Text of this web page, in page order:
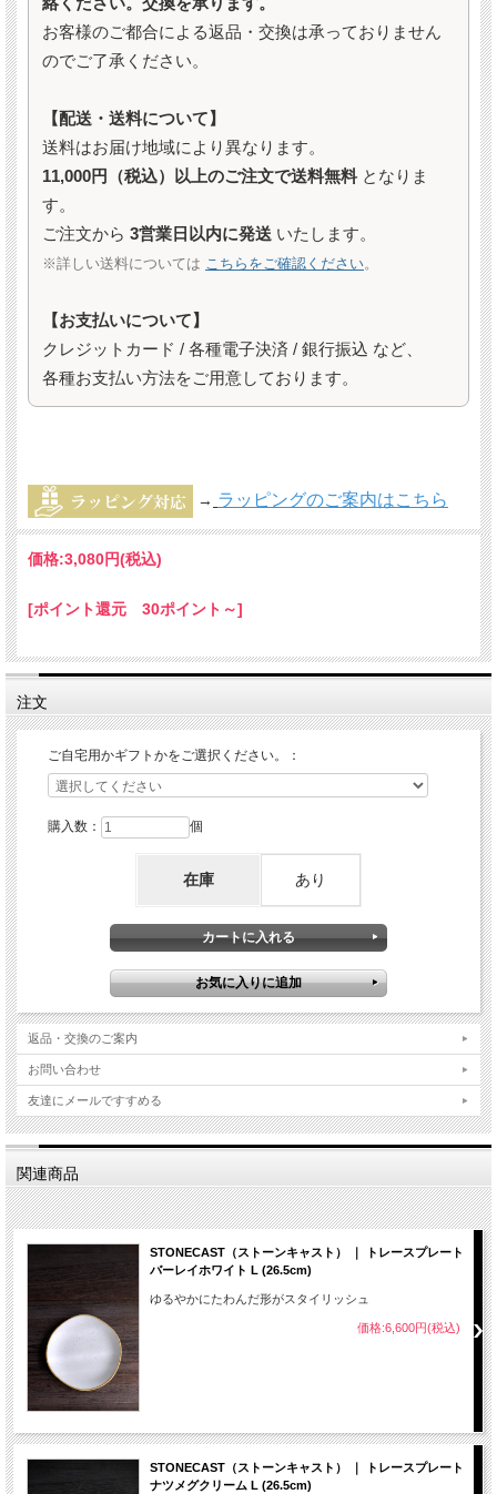
お客様のご都合による返品・交換は承っておりません
のでご了承ください。
【配送・送料について】
送料はお届け地域により異なります。
11,000円（税込）以上のご注文で送料無料 となりま
す。
ご注文から 3営業日以内に発送 いたします。
※詳しい送料については こちらをご確認ください。
【お支払いについて】
クレジットカード / 各種電子決済 / 銀行振込 など、
各種お支払い方法をご用意しております。
→ ラッピングのご案内はこちら
価格:3,080円(税込)
[ポイント還元 30ポイント～]
注文
ご自宅用かギフトかをご選択ください。：
購入数： 個
在庫 あり
返品・交換のご案内
お問い合わせ
友達にメールですすめる
関連商品
STONECAST（ストーンキャスト） ｜ トレースプレート
バーレイホワイト L (26.5cm)
ゆるやかにたわんだ形がスタイリッシュ
価格:6,600円(税込)
STONECAST（ストーンキャスト） ｜ トレースプレート
ナツメグクリーム L (26.5cm)